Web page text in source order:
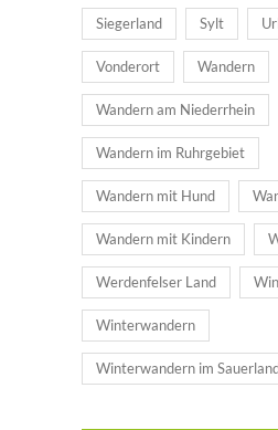
Siegerland Sylt
Vonderort Wandern
Wandern am Niederrhein
Wandern im Ruhrgebiet
Wandern mit Hund
Wandern mit Kindern
Werdenfelser Land
Winterwandern
Winterwandern im